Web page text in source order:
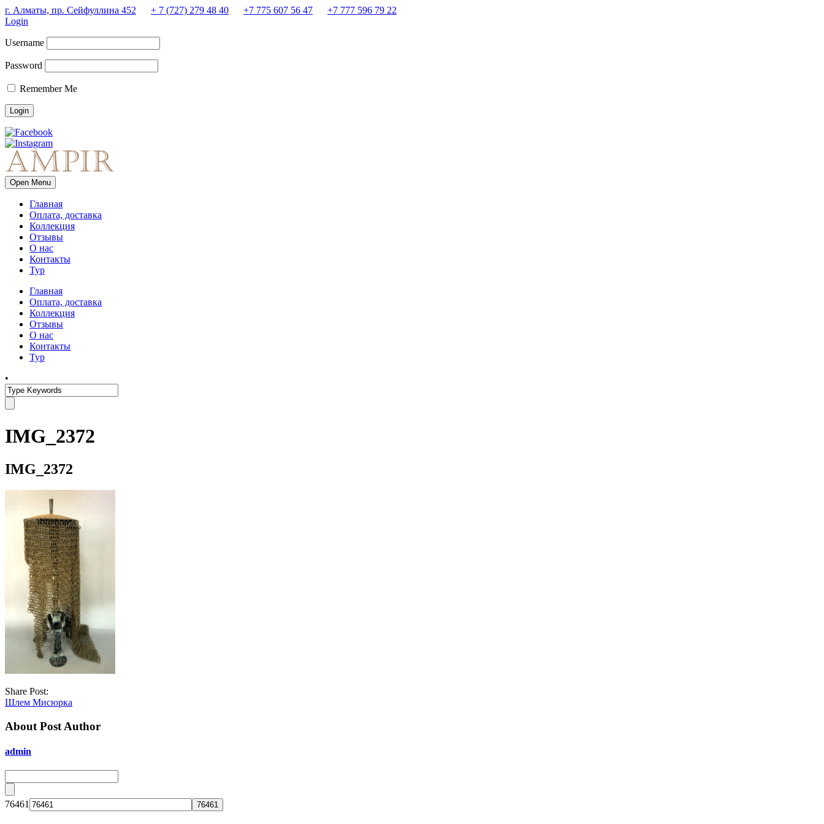
г. Алматы, пр. Сейфуллина 452 + 7 (727) 279 48 40 +7 775 607 56 47
+7 777 596 79 22
Login
Username
Password
Remember Me
Open Menu
Главная
Оплата, доставка
Коллекция
Отзывы
О нас
Контакты
Тур
Главная
Оплата, доставка
Коллекция
Отзывы
О нас
Контакты
Тур
•
IMG_2372
IMG_2372
Share Post:
Шлем Мисюрка
About Post Author
admin
76461